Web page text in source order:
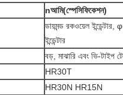
nআমি(স্পেসিফিকেশন)
ডায়মন্ড রকওয়েল ইন্ডেন্টার,
ইন্ডেন্টার
বড়, মাঝারি এবং ভি-টাইপ
HR30T
HR30N HR15N